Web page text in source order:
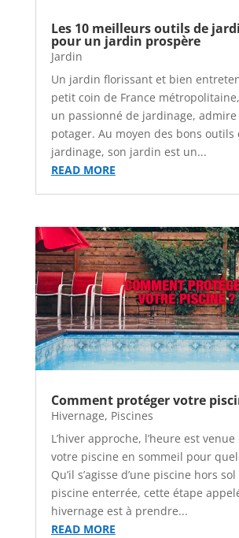
Les 10 meilleurs outils de
pour un jardin prospère
Jardin
Un jardin florissant et bien
petit coin de France
un passionné de jardinage, admire
potager. Au moyen des bons outils
jardinage, son jardin est un...
READ MORE
Comment protéger votre
Hivernage, Piscines
L’hiver approche, l’heure est
votre piscine en sommeil pour
Qu’il s’agisse d’une piscine hors
piscine enterrée, cette étape
hivernage est à prendre...
READ MORE